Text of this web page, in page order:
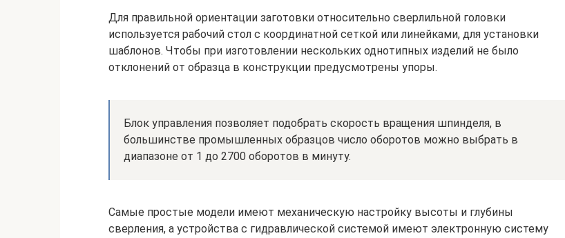
Для правильной ориентации заготовки относительно сверлильной головки
используется рабочий стол с координатной сеткой или линейками, для установки
шаблонов. Чтобы при изготовлении нескольких однотипных изделий не было
отклонений от образца в конструкции предусмотрены упоры.
Блок управления позволяет подобрать скорость вращения шпинделя, в
большинстве промышленных образцов число оборотов можно выбрать в
диапазоне от 1 до 2700 оборотов в минуту.
Самые простые модели имеют механическую настройку высоты и глубины
сверления, а устройства с гидравлической системой имеют электронную систему